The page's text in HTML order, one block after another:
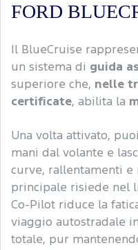
FORD
Il BlueCruise
un sistema di guida
superiore che, nelle
certificate, abilita la
Una volta attivato,
mani dal volante e
curve, rallentamenti e
principale risiede nel
Co-Pilot riduce la
viaggio autostradale
totale, pur